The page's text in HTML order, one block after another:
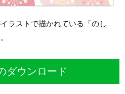
ラストで描かれている「のし
ダウンロード